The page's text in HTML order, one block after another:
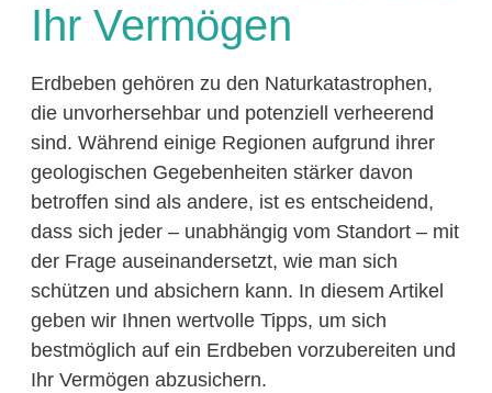
Ihr Vermögen
Erdbeben gehören zu den Naturkatastrophen,
die unvorhersehbar und potenziell verheerend
sind. Während einige Regionen aufgrund ihrer
geologischen Gegebenheiten stärker davon
betroffen sind als andere, ist es entscheidend,
dass sich jeder – unabhängig vom Standort – mit
der Frage auseinandersetzt, wie man sich
schützen und absichern kann. In diesem Artikel
geben wir Ihnen wertvolle Tipps, um sich
bestmöglich auf ein Erdbeben vorzubereiten und
Ihr Vermögen abzusichern.